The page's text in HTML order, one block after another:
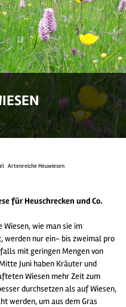
Artenreiche Heuwiesen
für Heuschrecken und Co.
wie man sie im
werden nur ein- bis zweimal pro
mit geringen Mengen von
Juni haben Kräuter und
Wiesen mehr Zeit zum
durchsetzen als auf Wiesen,
werden, um aus dem Gras